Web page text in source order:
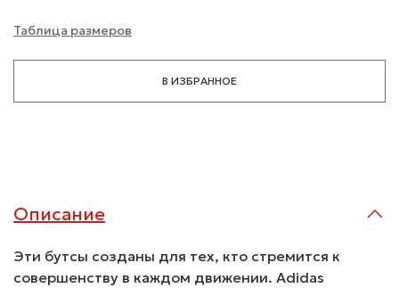
Таблица размеров
В ИЗБРАННОЕ
Описание
Эти бутсы созданы для тех, кто стремится к
совершенству в каждом движении. Adidas